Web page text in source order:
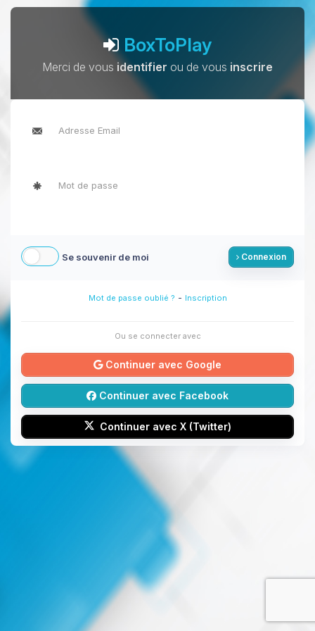
BoxToPlay
Merci de vous identifier ou de vous inscrire
Se souvenir de moi Connexion
Mot de passe oublié ? - Inscription
Ou se connecter avec
Continuer avec Google
Continuer avec Facebook
Continuer avec X (Twitter)